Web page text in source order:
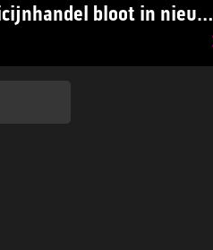
bloot in nieuwe